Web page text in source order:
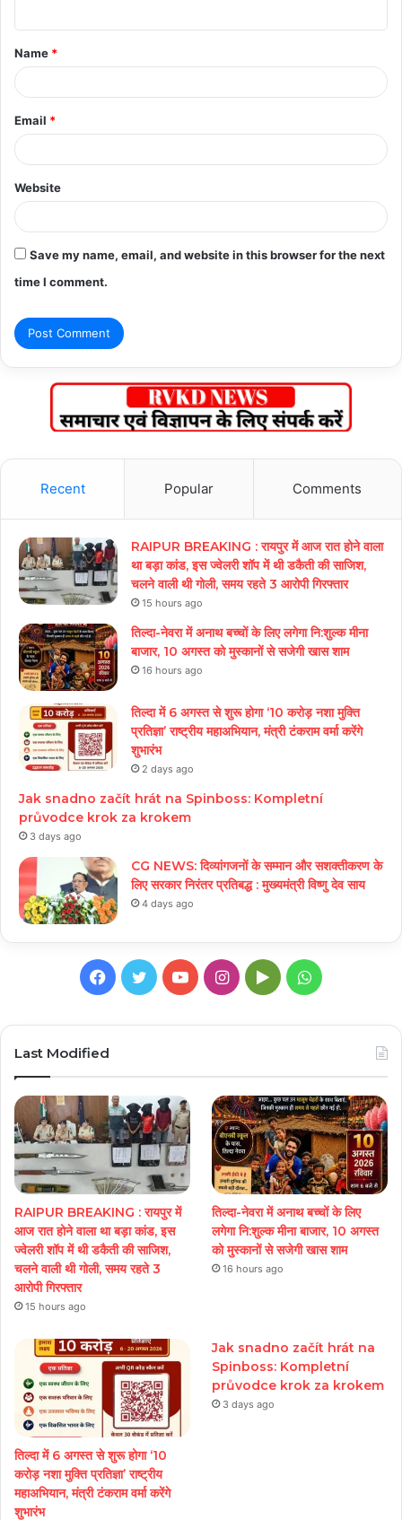
t
*
Name *
Email *
Website
Save my name, email, and website in this browser for the next
time I comment.
Recent Popular Comments
RAIPUR BREAKING : रायपुर में आज रात होने वाला
था बड़ा कांड, इस ज्वेलरी शॉप में थी डकैती की साजिश,
चलने वाली थी गोली, समय रहते 3 आरोपी गिरफ्तार
15 hours ago
तिल्दा-नेवरा में अनाथ बच्चों के लिए लगेगा नि:शुल्क मीना
बाजार, 10 अगस्त को मुस्कानों से सजेगी खास शाम
16 hours ago
तिल्दा में 6 अगस्त से शुरू होगा ‘10 करोड़ नशा मुक्ति
प्रतिज्ञा’ राष्ट्रीय महाअभियान, मंत्री टंकराम वर्मा करेंगे
शुभारंभ
2 days ago
Jak snadno začít hrát na Spinboss: Kompletní
průvodce krok za krokem
3 days ago
CG NEWS: दिव्यांगजनों के सम्मान और सशक्तीकरण के
लिए सरकार निरंतर प्रतिबद्ध : मुख्यमंत्री विष्णु देव साय
4 days ago
Facebook
TwitterYouTubeInstagram
GoogleWhatsApp
Last Modified
RAIPUR BREAKING : रायपुर में
आज रात होने वाला था बड़ा कांड, इस
ज्वेलरी शॉप में थी डकैती की साजिश,
चलने वाली थी गोली, समय रहते 3
आरोपी गिरफ्तार
15 hours ago
तिल्दा-नेवरा में अनाथ बच्चों के लिए
लगेगा नि:शुल्क मीना बाजार, 10 अगस्त
को मुस्कानों से सजेगी खास शाम
16 hours ago
तिल्दा में 6 अगस्त से शुरू होगा ‘10
करोड़ नशा मुक्ति प्रतिज्ञा’ राष्ट्रीय
महाअभियान, मंत्री टंकराम वर्मा करेंगे
शुभारंभ
Jak snadno začít hrát na
Spinboss: Kompletní
průvodce krok za krokem
3 days ago